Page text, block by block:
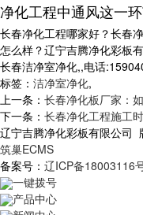
净化工程中通风这一环
长春净化工程哪家好？长春
怎么样？辽宁吉腾净化彩板
长春洁净室净化,,电话
标签： 洁净室净化,
上一条： 长春净化板厂家：
下一条： 长春净化工程施工
辽宁吉腾净化彩板有限公司
筑巢ECMS
备案号： 辽ICP备18003116
一键拨号
产品中心